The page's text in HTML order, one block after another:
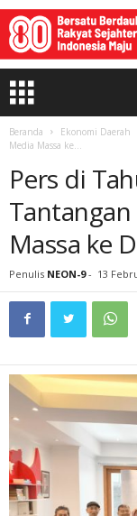
Beranda Ekonomi Daerah
Media Massa ke...
Pers di
Massa ke
Penulis NEON-9- 13